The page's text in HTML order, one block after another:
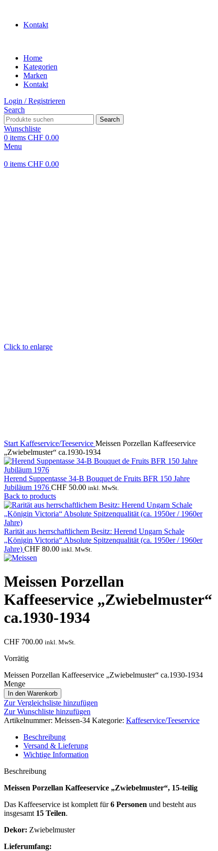
Kontakt
Home
Kategorien
Marken
Kontakt
Login / Registrieren
Search
Search
Wunschliste
0 items CHF 0.00
Menu
0 items CHF 0.00
Click to enlarge
Start Kaffeservice/Teeservice Meissen Porzellan Kaffeeservice
„Zwiebelmuster“ ca.1930-1934
Herend Suppentasse 34-B Bouquet de Fruits BFR 150 Jahre
Jubiläum 1976 CHF 50.00 inkl. MwSt.
Back to products
Rarität aus herrschaftlichem Besitz: Herend Ungarn Schale
„Königin Victoria“ Absolute Spitzenqualität (ca. 1950er / 1960er
Jahre) CHF 80.00 inkl. MwSt.
Meissen Porzellan
Kaffeeservice „Zwiebelmuster“
ca.1930-1934
CHF 700.00 inkl. MwSt.
Vorrätig
Meissen Porzellan Kaffeeservice „Zwiebelmuster“ ca.1930-1934
Menge
In den Warenkorb
Zur Vergleichsliste hinzufügen
Zur Wunschliste hinzufügen
Artikelnummer: Meissen-34 Kategorie: Kaffeservice/Teeservice
Beschreibung
Versand & Lieferung
Wichtige Information
Beschreibung
Meissen Porzellan Kaffeeservice „Zwiebelmuster“, 15-teilig
Das Kaffeeservice ist komplett für6 Personen und besteht aus
insgesamt 15 Teilen.
Dekor: Zwiebelmuster
Lieferumfang: